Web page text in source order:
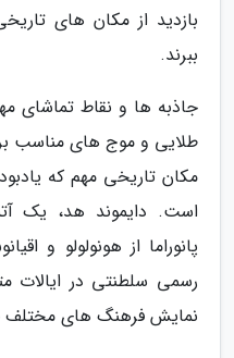
بازدید از مکان های
ببرند.
جاذبه ها و نقاط تماشای
طلایی و موج های مناسب
مکان تاریخی مهم که
است. دایموند هد، یک
پانوراما از هونولولو و
رسمی سلطنتی در ایالات
نمایش فرهنگ های مختلف